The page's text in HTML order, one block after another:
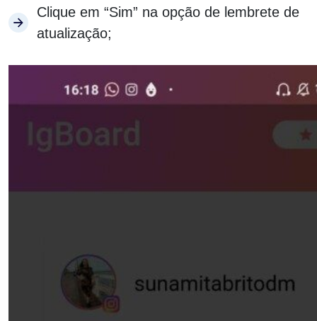
Clique em “Sim” na opção de lembrete de
atualização;